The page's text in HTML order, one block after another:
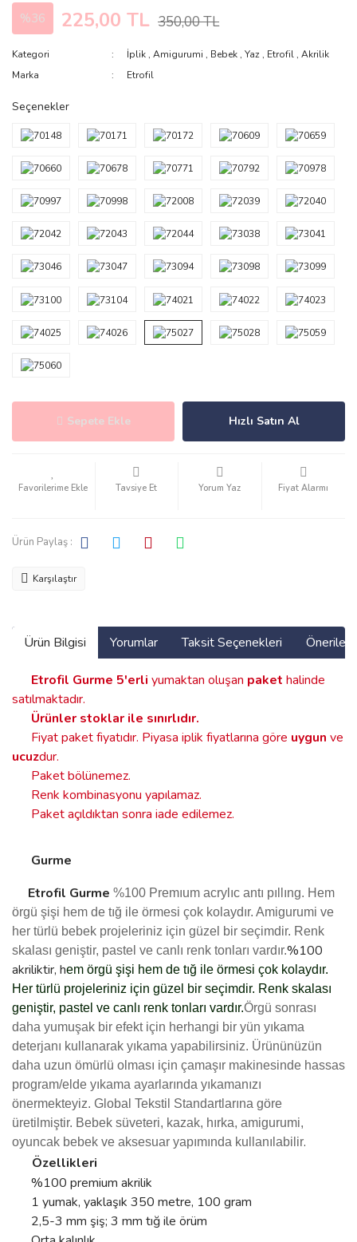
%36 225,00 TL 350,00 TL
Kategori İplik ,Amigurumi , Bebek ,Yaz , Etrofil,Akrilik
Marka
Etrofil
Seçenekler
Sepete Ekle Hızlı Satın Al
Tavsiye Et Yorum Yaz Fiyat Alarmı
Ürün Paylaş :
Karşılaştır
Ürün Bilgisi Yorumlar Taksit Seçenekleri
Etrofil Gurme 5'erli yumaktan oluşan paket halinde
satılmaktadır.
Ürünler stoklar ile sınırlıdır.
Fiyat paket fiyatıdır. Piyasa iplik fiyatlarına göre uygun ve
ucuzdur.
Paket bölünemez.
Renk kombinasyonu yapılamaz.
Paket açıldıktan sonra iade edilemez.
Gurme
Etrofil Gurme %100 Premıum acrylıc antı pıllıng. Hem
örgü şişi hem de tığ ile örmesi çok kolaydır. Amigurumi ve
her türlü bebek projeleriniz için güzel bir seçimdir. Renk
skalası geniştir, pastel ve canlı renk tonları vardır.%100
akriliktir, hem örgü şişi hem de tığ ile örmesi çok kolaydır.
Her türlü projeleriniz için güzel bir seçimdir. Renk skalası
geniştir, pastel ve canlı renk tonları vardır.Örgü sonrası
daha yumuşak bir efekt için herhangi bir yün yıkama
deterjanı kullanarak yıkama yapabilirsiniz. Ürününüzün
daha uzun ömürlü olması için çamaşır makinesinde hassas
program/elde yıkama ayarlarında yıkamanızı
önermekteyiz. Global Tekstil Standartlarına göre
üretilmiştir. Bebek süveteri, kazak, hırka, amigurumi,
oyuncak bebek ve aksesuar yapımında kullanılabilir.
Özellikleri
%100 premium akrilik
1 yumak, yaklaşık 350 metre, 100 gram
2,5-3 mm şiş; 3 mm tığ ile örüm